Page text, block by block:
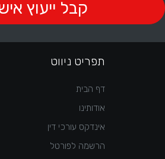
תפריט ניווט
דף הבית
אודותינו
אינדקס עורכי דין
הרשמה לפורטל